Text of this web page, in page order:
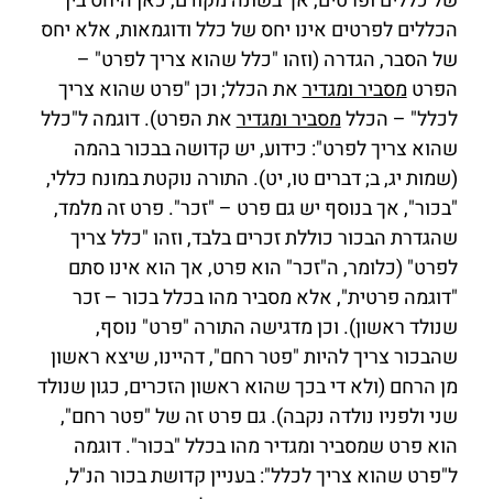
הכללים לפרטים אינו יחס של כלל ודוגמאות, אלא יחס
של הסבר, הגדרה (וזהו "כלל שהוא צריך לפרט" –
הפרטמסביר ומגדיראת הכלל; וכן "פרט שהוא צריך
לכלל" – הכללמסביר ומגדיראת הפרט). דוגמה ל"כלל
שהוא צריך לפרט": כידוע, יש קדושה בבכור בהמה
(שמות יג, ב; דברים טו, יט). התורה נוקטת במונח כללי,
"בכור", אך בנוסף יש גם פרט – "זכר". פרט זה מלמד,
שהגדרת הבכור כוללת זכרים בלבד, וזהו "כלל צריך
לפרט" (כלומר, ה"זכר" הוא פרט, אך הוא אינו סתם
"דוגמה פרטית", אלא מסביר מהו בכלל בכור – זכר
שנולד ראשון). וכן מדגישה התורה "פרט" נוסף,
שהבכור צריך להיות "פטר רחם", דהיינו, שיצא ראשון
מן הרחם (ולא די בכך שהוא ראשון הזכרים, כגון שנולד
שני ולפניו נולדה נקבה). גם פרט זה של "פטר רחם",
הוא פרט שמסביר ומגדיר מהו בכלל "בכור". דוגמה
ל"פרט שהוא צריך לכלל": בעניין קדושת בכור הנ"ל,